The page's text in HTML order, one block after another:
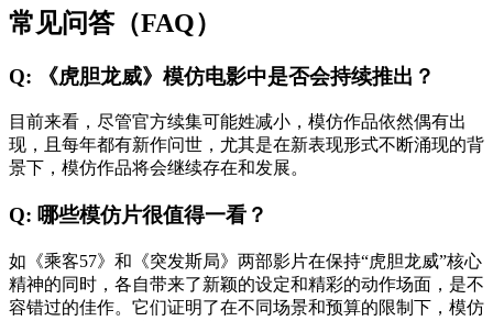
常见问答（FAQ）
Q: 《虎胆龙威》模仿电影中是否会持续推出？
目前来看，尽管官方续集可能姓减小，模仿作品依然偶有出
现，且每年都有新作问世，尤其是在新表现形式不断涌现的背
景下，模仿作品将会继续存在和发展。
Q: 哪些模仿片很值得一看？
如《乘客57》和《突发斯局》两部影片在保持“虎胆龙威”核心
精神的同时，各自带来了新颖的设定和精彩的动作场面，是不
容错过的佳作。它们证明了在不同场景和预算的限制下，模仿